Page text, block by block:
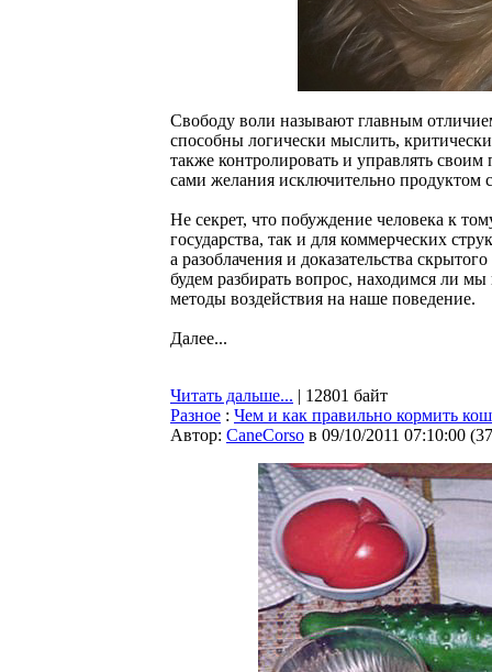
Свободу воли называют главным
способны логически мыслить,
также контролировать и управлять
сами желания исключительно продуктом
Не секрет, что побуждение человека к
государства, так и для коммерческих
а разоблачения и доказательства
будем разбирать вопрос, находимся ли
методы воздействия на наше поведение.
Далее...
Читать дальше... | 12801 байт
Разное : Чем и как правильно кормить
Автор: CaneCorso в 09/10/2011 07:10:00 (